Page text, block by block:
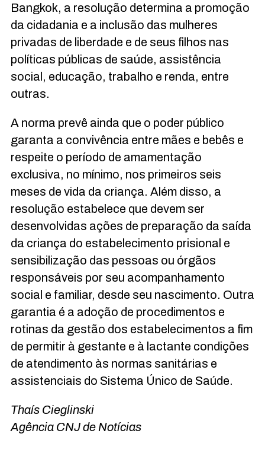
Bangkok, a resolução determina a promoção
da cidadania e a inclusão das mulheres
privadas de liberdade e de seus filhos nas
políticas públicas de saúde, assistência
social, educação, trabalho e renda, entre
outras.
A norma prevê ainda que o poder público
garanta a convivência entre mães e bebês e
respeite o período de amamentação
exclusiva, no mínimo, nos primeiros seis
meses de vida da criança. Além disso, a
resolução estabelece que devem ser
desenvolvidas ações de preparação da saída
da criança do estabelecimento prisional e
sensibilização das pessoas ou órgãos
responsáveis por seu acompanhamento
social e familiar, desde seu nascimento. Outra
garantia é a adoção de procedimentos e
rotinas da gestão dos estabelecimentos a fim
de permitir à gestante e à lactante condições
de atendimento às normas sanitárias e
assistenciais do Sistema Único de Saúde.
Thaís Cieglinski
Agência CNJde Notícias